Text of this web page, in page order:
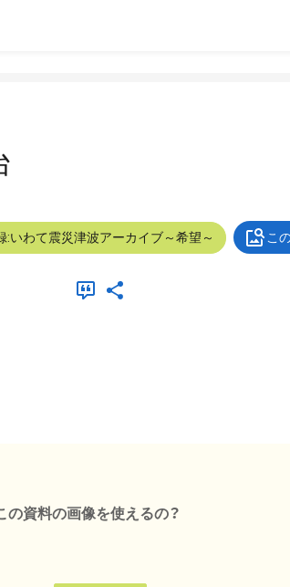
:いわて震災津波アーカイブ～希望～ こ
の資料の画像を使えるの？